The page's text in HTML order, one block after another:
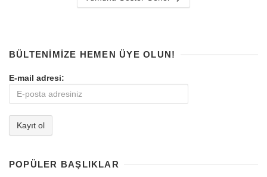
BÜLTENIMIZE HEMEN ÜYE OLUN!
E-mail adresi:
POPÜLER BAŞLIKLAR